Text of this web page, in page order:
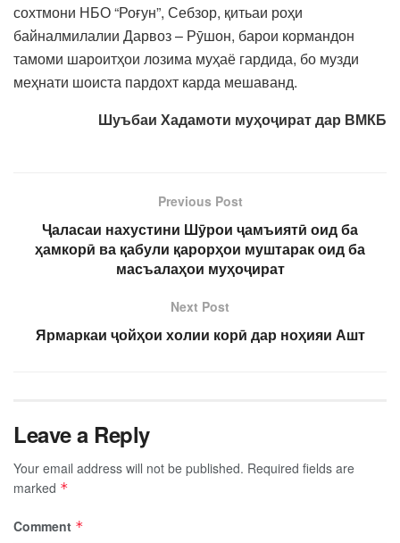
сохтмони НБО “Роғун”, Себзор, қитьаи роҳи
байналмилалии Дарвоз – Рӯшон, барои кормандон
тамоми шароитҳои лозима муҳаё гардида, бо музди
меҳнати шоиста пардохт карда мешаванд.
Шуъбаи Хадамоти муҳоҷират дар ВМКБ
Previous Post
Ҷаласаи нахустини Шӯрои ҷамъиятӣ оид ба
ҳамкорӣ ва қабули қарорҳои муштарак оид ба
масъалаҳои муҳоҷират
Next Post
Ярмаркаи ҷойҳои холии корӣ дар ноҳияи Ашт
Leave a Reply
Your email address will not be published. Required fields are
marked *
Comment *